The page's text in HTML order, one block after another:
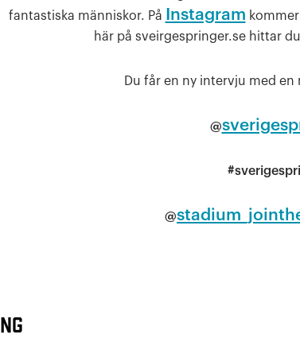
fantastiska människor. På
Instagram
här på sveirgespringer.se hittar
Du får en ny intervju med en
@
@